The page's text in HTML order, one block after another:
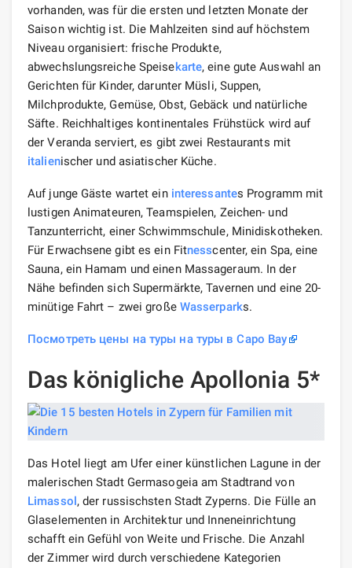
vorhanden, was für die ersten und letzten Monate der
Saison wichtig ist. Die Mahlzeiten sind auf höchstem
Niveau organisiert: frische Produkte,
abwechslungsreiche Speisekarte, eine gute Auswahl an
Gerichten für Kinder, darunter Müsli, Suppen,
Milchprodukte, Gemüse, Obst, Gebäck und natürliche
Säfte. Reichhaltiges kontinentales Frühstück wird auf
der Veranda serviert, es gibt zwei Restaurants mit
italienischer und asiatischer Küche.
Auf junge Gäste wartet ein interessantes Programm mit
lustigen Animateuren, Teamspielen, Zeichen- und
Tanzunterricht, einer Schwimmschule, Minidiskotheken.
Für Erwachsene gibt es ein Fitnesscenter, ein Spa, eine
Sauna, ein Hamam und einen Massageraum. In der
Nähe befinden sich Supermärkte, Tavernen und eine 20-
minütige Fahrt – zwei große Wasserparks.
Посмотреть цены на туры на туры в Capo Bay
Das königliche Apollonia 5*
Das Hotel liegt am Ufer einer künstlichen Lagune in der
malerischen Stadt Germasogeia am Stadtrand von
Limassol, der russischsten Stadt Zyperns. Die Fülle an
Glaselementen in Architektur und Inneneinrichtung
schafft ein Gefühl von Weite und Frische. Die Anzahl
der Zimmer wird durch verschiedene Kategorien